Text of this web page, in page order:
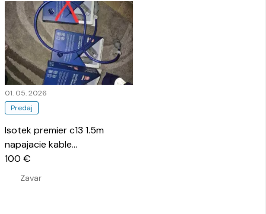
Predaj
01. 05. 2026
Isotek premier c13 1.5m
napajacie kable…
Zavar
100 €